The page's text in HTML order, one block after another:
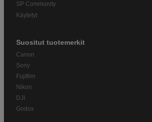
SP Community
Käytetyt
Suositut tuotemerkit
Canon
Sony
Fujifilm
Nikon
DJI
Godox